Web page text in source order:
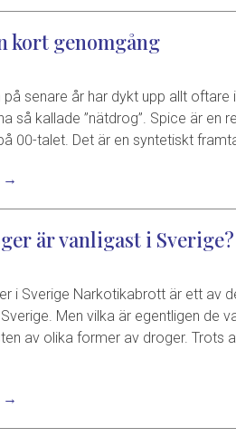
kort genomgång
på senare år har dykt upp allt
så kallade ”nätdrog”. Spice är en
00-talet. Det är en syntetiskt
→
är vanligast i Sverige?
i Sverige Narkotikabrott är ett av
Men vilka är egentligen de
av olika former av droger. Trots
→